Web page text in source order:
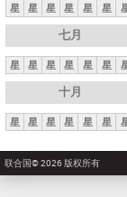
星 星 星 星 星 星
七月
星 星 星 星 星 星
十月
星 星 星 星 星 星
联合国© 2026 版权所有